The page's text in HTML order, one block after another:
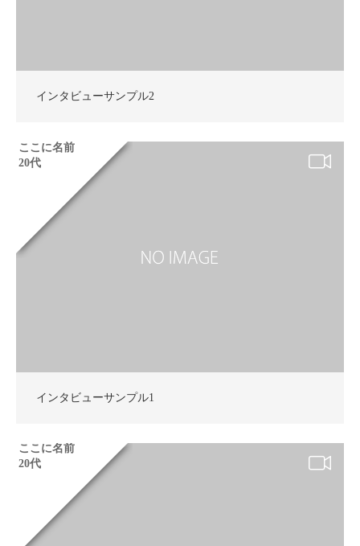
インタビューサンプル2
ここに名前
20代
インタビューサンプル1
ここに名前
20代